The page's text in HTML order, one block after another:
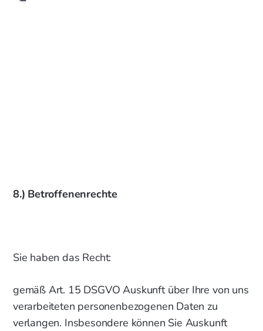
8.) Betroffenenrechte
Sie haben das Recht:
gemäß Art. 15 DSGVO Auskunft über Ihre von uns
verarbeiteten personenbezogenen Daten zu
verlangen. Insbesondere können Sie Auskunft